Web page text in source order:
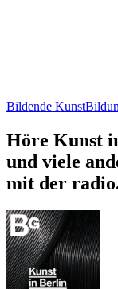
Bildende Kunst
Höre Kunst
und viele
mit der